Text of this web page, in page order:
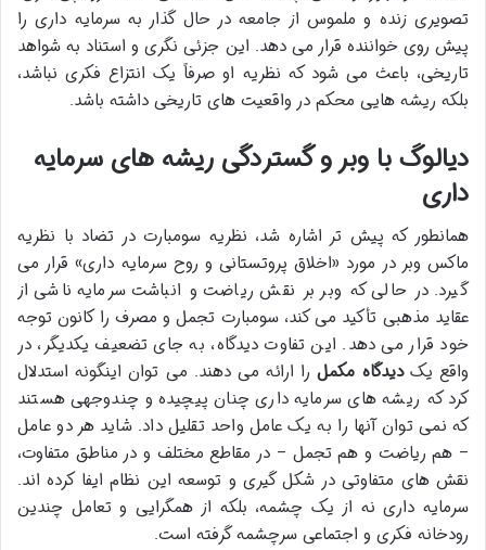
تصویری زنده و ملموس از جامعه در حال گذار به سرمایه داری را
پیش روی خواننده قرار می دهد. این جزئی نگری و استناد به شواهد
تاریخی، باعث می شود که نظریه او صرفاً یک انتزاع فکری نباشد،
بلکه ریشه هایی محکم در واقعیت های تاریخی داشته باشد.
دیالوگ با وبر و گستردگی ریشه های سرمایه
داری
همانطور که پیش تر اشاره شد، نظریه سومبارت در تضاد با نظریه
ماکس وبر در مورد «اخلاق پروتستانی و روح سرمایه داری» قرار می
گیرد. در حالی که وبر بر نقش ریاضت و انباشت سرمایه ناشی از
عقاید مذهبی تأکید می کند، سومبارت تجمل و مصرف را کانون توجه
خود قرار می دهد. این تفاوت دیدگاه، به جای تضعیف یکدیگر، در
واقع یکدیدگاه مکملرا ارائه می دهند. می توان اینگونه استدلال
کرد که ریشه های سرمایه داری چنان پیچیده و چندوجهی هستند
که نمی توان آنها را به یک عامل واحد تقلیل داد. شاید هر دو عامل
– هم ریاضت و هم تجمل – در مقاطع مختلف و در مناطق متفاوت،
نقش های متفاوتی در شکل گیری و توسعه این نظام ایفا کرده اند.
سرمایه داری نه از یک چشمه، بلکه از همگرایی و تعامل چندین
رودخانه فکری و اجتماعی سرچشمه گرفته است.